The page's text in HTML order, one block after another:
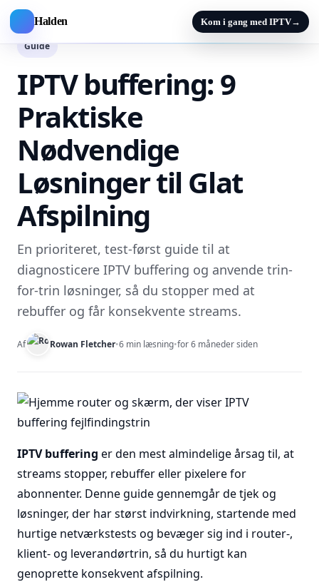
Halden Kom i gang med IPTV→
Guide
IPTV buffering: 9
Praktiske
Nødvendige
Løsninger til Glat
Afspilning
En prioriteret, test-først guide til at
diagnosticere IPTV buffering og anvende trin-
for-trin løsninger, så du stopper med at
rebuffer og får konsekvente streams.
Af Rowan Fletcher•6 min læsning•for 6 måneder siden
IPTV buffering er den mest almindelige årsag til, at
streams stopper, rebuffer eller pixelere for
abonnenter. Denne guide gennemgår de tjek og
løsninger, der har størst indvirkning, startende med
hurtige netværkstests og bevæger sig ind i router-,
klient- og leverandørtrin, så du hurtigt kan
genoprette konsekvent afspilning.